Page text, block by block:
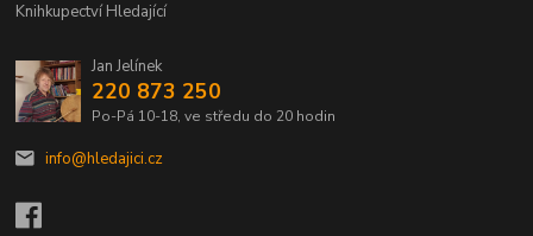
Knihkupectví Hledající
Jan Jelínek
220 873 250
Po-Pá 10-18, ve středu do 20 hodin
info@hledajici.cz